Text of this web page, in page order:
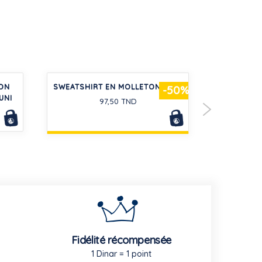
-50%
SWEATSHIRT EN MOLLETON BÉBÉ
97,50 TND
Fidélité récompensée
1 Dinar = 1 point